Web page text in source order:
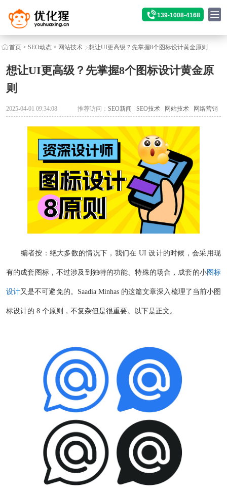
139-1008-4168
首页> SEO动态> 网站技术 想让UI更高级？先掌握8个图标设计黄金原则
想让UI更高级？先掌握8个图标设计黄金原
则
2025-04-01 09:34:08 推荐访问：SEO新闻 SEO技术 网站技术 网络营销
编者按：绝大多数的情况下，我们在 UI 设计的时候，会采用现
有的成套图标，不过涉及到独特的功能、特殊的场合，成套的小图标
设计又是不可避免的。Saadia Minhas 的这篇文章深入梳理了当前小图
标设计的 8 个原则，不复杂但是很重要。以下是正文。